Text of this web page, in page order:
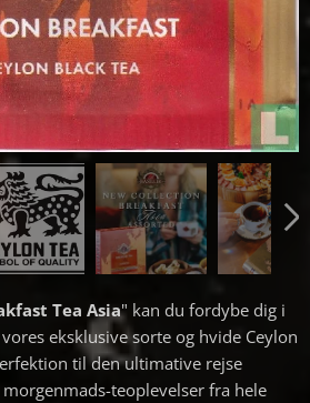
Tea Asia" kan du fordybe dig i
eksklusive sorte og hvide Ceylon
til den ultimative rejse
teoplevelser fra hele